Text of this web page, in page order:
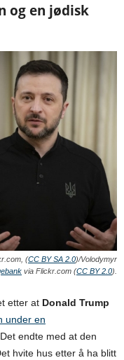
og en jødisk
(CC BY SA 2.0)/Volodymyr
via Flickr.com (CC BY 2.0).
etter at Donald Trump
under en
endte med at den
hvite hus etter å ha blitt